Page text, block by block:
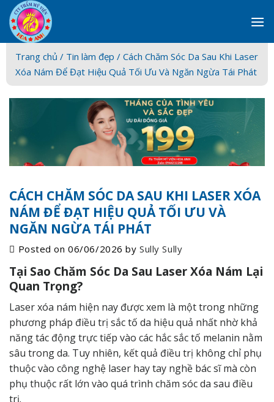
Skip
to
content
Trang chủ / Tin làm đẹp / Cách Chăm Sóc Da Sau Khi Laser
Xóa Nám Để Đạt Hiệu Quả Tối Ưu Và Ngăn Ngừa Tái Phát
CÁCH CHĂM SÓC DA SAU KHI LASER XÓA
NÁM ĐỂ ĐẠT HIỆU QUẢ TỐI ƯU VÀ
NGĂN NGỪA TÁI PHÁT
Posted on06/06/2026 bySully Sully
Tại Sao Chăm Sóc Da Sau Laser Xóa Nám Lại
Quan Trọng?
Laser xóa nám hiện nay được xem là một trong những
phương pháp điều trị sắc tố da hiệu quả nhất nhờ khả
năng tác động trực tiếp vào các hắc sắc tố melanin nằm
sâu trong da. Tuy nhiên, kết quả điều trị không chỉ phụ
thuộc vào công nghệ laser hay tay nghề bác sĩ mà còn
phụ thuộc rất lớn vào quá trình chăm sóc da sau điều
trị.